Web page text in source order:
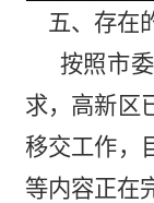
五、存在
按照市
求，高新区
移交工作，
等内容正在